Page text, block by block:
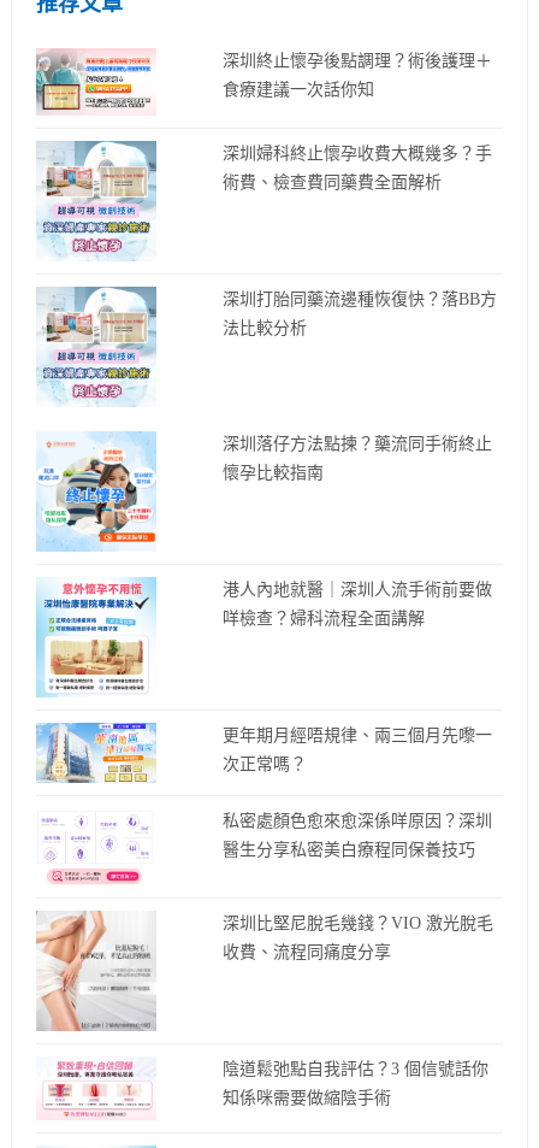
深圳終止懷孕後點調理？術後護理＋
食療建議一次話你知
深圳婦科終止懷孕收費大概幾多？手
術費、檢查費同藥費全面解析
深圳打胎同藥流邊種恢復快？落BB方
法比較分析
深圳落仔方法點揀？藥流同手術終止
懷孕比較指南
港人內地就醫｜深圳人流手術前要做
咩檢查？婦科流程全面講解
更年期月經唔規律、兩三個月先嚟一
次正常嗎？
私密處顏色愈來愈深係咩原因？深圳
醫生分享私密美白療程同保養技巧
深圳比堅尼脫毛幾錢？VIO 激光脫毛
收費、流程同痛度分享
陰道鬆弛點自我評估？3 個信號話你
知係咪需要做縮陰手術